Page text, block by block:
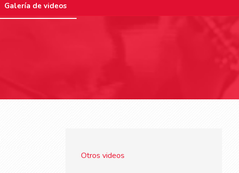
Galería de videos
Otros videos